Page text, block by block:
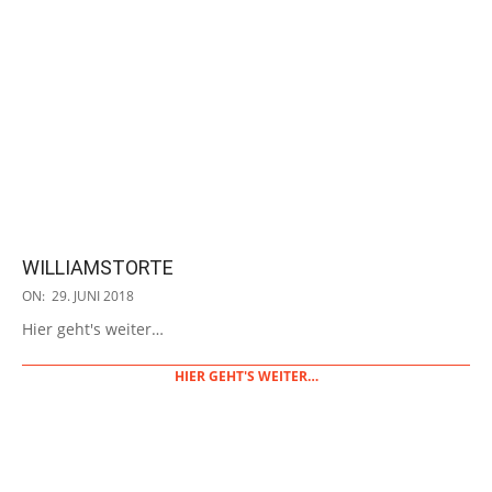
WILLIAMSTORTE
2018-
29
ON: 29. JUNI 2018
Hier geht's weiter…
HIER GEHT'S WEITER…